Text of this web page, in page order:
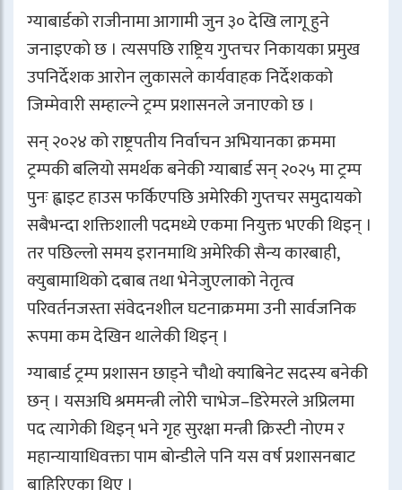
ग्याबार्डको राजीनामा आगामी जुन ३० देखि लागू हुने
जनाइएको छ । त्यसपछि राष्ट्रिय गुप्तचर निकायका प्रमुख
उपनिर्देशक आरोन लुकासले कार्यवाहक निर्देशकको
जिम्मेवारी सम्हाल्ने ट्रम्प प्रशासनले जनाएको छ ।
सन् २०२४ को राष्ट्रपतीय निर्वाचन अभियानका क्रममा
ट्रम्पकी बलियो समर्थक बनेकी ग्याबार्ड सन् २०२५ मा ट्रम्प
पुनः ह्वाइट हाउस फर्किएपछि अमेरिकी गुप्तचर समुदायको
सबैभन्दा शक्तिशाली पदमध्ये एकमा नियुक्त भएकी थिइन् ।
तर पछिल्लो समय इरानमाथि अमेरिकी सैन्य कारबाही,
क्युबामाथिको दबाब तथा भेनेजुएलाको नेतृत्व
परिवर्तनजस्ता संवेदनशील घटनाक्रममा उनी सार्वजनिक
रूपमा कम देखिन थालेकी थिइन् ।
ग्याबार्ड ट्रम्प प्रशासन छाड्ने चौथो क्याबिनेट सदस्य बनेकी
छन् । यसअघि श्रममन्त्री लोरी चाभेज–डिरेमरले अप्रिलमा
पद त्यागेकी थिइन् भने गृह सुरक्षा मन्त्री क्रिस्टी नोएम र
महान्यायाधिवक्ता पाम बोन्डीले पनि यस वर्ष प्रशासनबाट